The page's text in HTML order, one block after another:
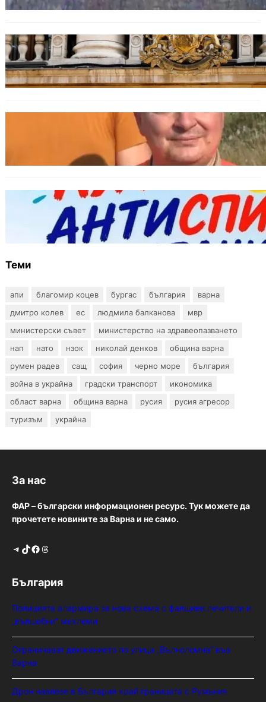
БЪЛГАРИЯ
Дрон навлезе в България край границата с
Румъния
МЗХ: Ловните билети ще могат да се
издават онлайн
БЪЛГАРИЯ
Варна предлага безплатни и анонимни
тестове за ХИВ и други инфекции през
август
Теми
апи благомир коцев бургас българия
варна
дмитро колев
ес людмила балканова
мвр
министерски съвет
министерство на здравеопазването
нап
нато нзок николай денков
община варна
румен радев
сащ софия черно море
българия
война в украйна
градски транспорт
икономика
област варна
община варна русия
русия агресор
туризъм
украйна
За нас
ФАР – български информационен ресурс. Тук можете да
прочетете новините за Варна и не само.
Telegram TikTok Facebook Threads
България
Полицията алармира за нова схема с фалшиви лечители и
„вълшебни“ мехлеми
Ограничават движението по улица „Вълноломна“ във
Варна
Дрон навлезе в България край границата с Румъния